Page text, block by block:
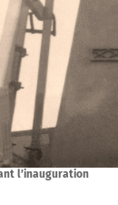
l’inauguration